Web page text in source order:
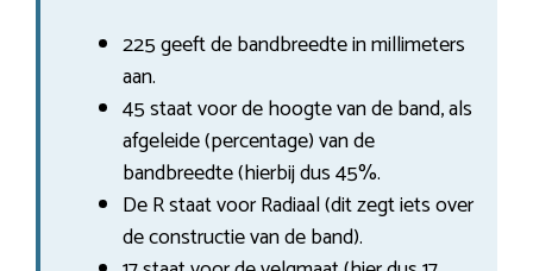
225 geeft de bandbreedte in millimeters
aan.
45 staat voor de hoogte van de band, als
afgeleide (percentage) van de
bandbreedte (hierbij dus 45%.
De R staat voor Radiaal (dit zegt iets over
de constructie van de band).